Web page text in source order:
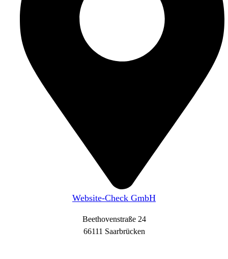
Website-Check GmbH
Beethovenstraße 24
66111 Saarbrücken